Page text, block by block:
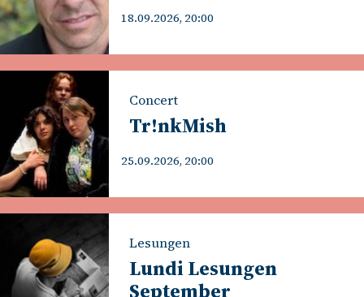
18.09.2026, 20:00
Concert
Tr!nkMish
25.09.2026, 20:00
Lesungen
Lundi Lesungen
September